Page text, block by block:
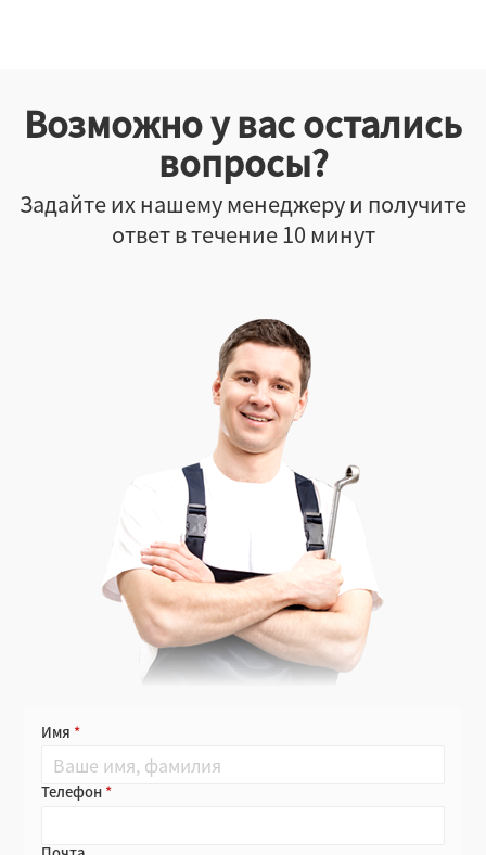
Возможно у вас остались
вопросы?
Задайте их нашему менеджеру и получите
ответ в течение 10 минут
Имя
Телефон